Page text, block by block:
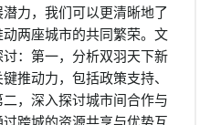
力，我们可以更清晰地了
两座城市的共同繁荣。文
：第一，分析双羽天下新
推动力，包括政策支持、
，深入探讨城市间合作与
跨城的资源共享与优势互